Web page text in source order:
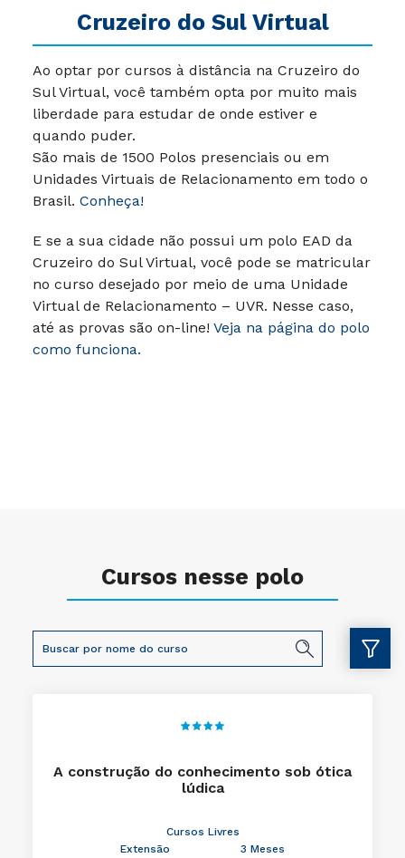
Cruzeiro do Sul Virtual
Ao optar por cursos à distância na Cruzeiro do
Sul Virtual, você também opta por muito mais
liberdade para estudar de onde estiver e
quando puder.
São mais de 1500 Polos presenciais ou em
Unidades Virtuais de Relacionamento em todo o
Brasil. Conheça!
E se a sua cidade não possui um polo EAD da
Cruzeiro do Sul Virtual, você pode se matricular
no curso desejado por meio de uma Unidade
Virtual de Relacionamento – UVR. Nesse caso,
até as provas são on-line! Veja na página do polo
como funciona.
Cursos nesse polo
A construção do conhecimento sob ótica
lúdica
Cursos Livres
Extensão
3 Meses